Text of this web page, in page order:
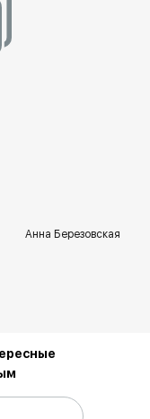
Анна Березовская